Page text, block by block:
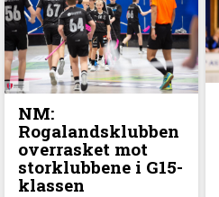
NM:
Rogalandsklubben
overrasket mot
storklubbene i G15-
klassen